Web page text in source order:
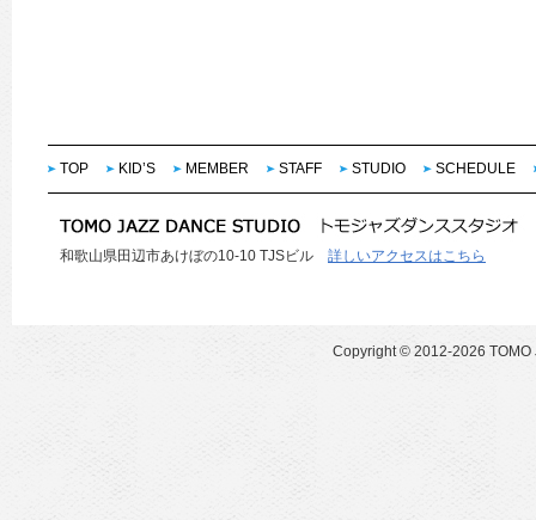
TOP KID’S MEMBER STAFF STUDIO SCHEDULE
和歌山県田辺市あけぼの10-10 TJSビル 詳しいアクセスはこちら
Copyright © 2012-2026 TOMO